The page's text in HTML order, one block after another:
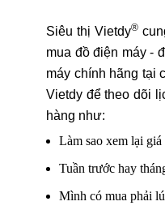
Siêu thị Vietdy®
mua đồ điện máy -
máy chính hãng tại
Vietdy để theo dõi
hàng như:
Làm sao xem lại
Tuần trước hay
Mình có mua phải